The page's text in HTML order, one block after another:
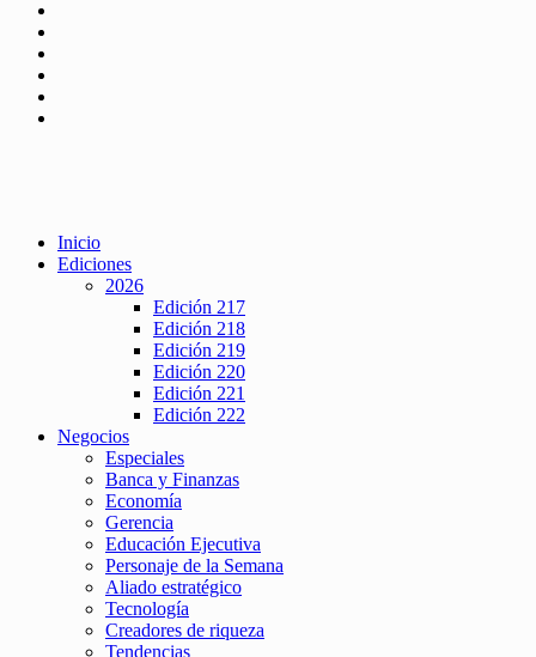
Inicio
Ediciones
2026
Edición 217
Edición 218
Edición 219
Edición 220
Edición 221
Edición 222
Negocios
Especiales
Banca y Finanzas
Economía
Gerencia
Educación Ejecutiva
Personaje de la Semana
Aliado estratégico
Tecnología
Creadores de riqueza
Tendencias